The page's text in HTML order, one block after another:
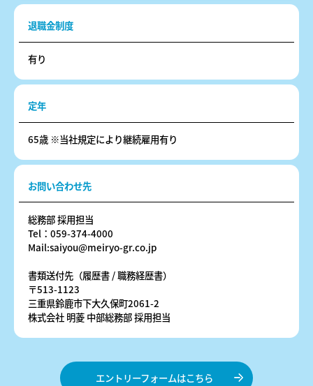
退職金制度
有り
定年
65歳 ※当社規定により継続雇用有り
お問い合わせ先
総務部 採用担当
Tel：059-374-4000
Mail:saiyou@meiryo-gr.co.jp
書類送付先（履歴書 / 職務経歴書）
〒513-1123
三重県鈴鹿市下大久保町2061-2
株式会社 明菱 中部総務部 採用担当
エントリーフォームはこちら